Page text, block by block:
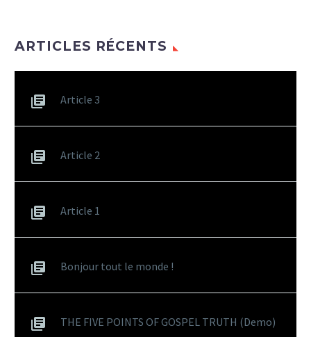
ARTICLES RÉCENTS
Article 3
Article 2
Article 1
Bonjour tout le monde !
THE FIVE POINTS OF GOSPEL TRUTH (Demo)